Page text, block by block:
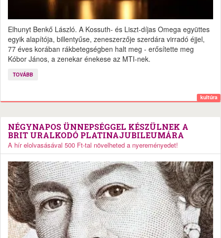
Elhunyt Benkő László. A Kossuth- és Liszt-díjas Omega együttes
egyik alapítója, billentyűse, zeneszerzője szerdára virradó éjjel,
77 éves korában rákbetegségben halt meg - erősítette meg
Kóbor János, a zenekar énekese az MTI-nek.
TOVÁBB
kultúra
NÉGYNAPOS ÜNNEPSÉGGEL KÉSZÜLNEK A
BRIT URALKODÓ PLATINAJUBILEUMÁRA
A hír elolvasásával 500 Ft-tal növelheted a nyereményedet!